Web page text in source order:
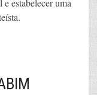
estabelecer uma